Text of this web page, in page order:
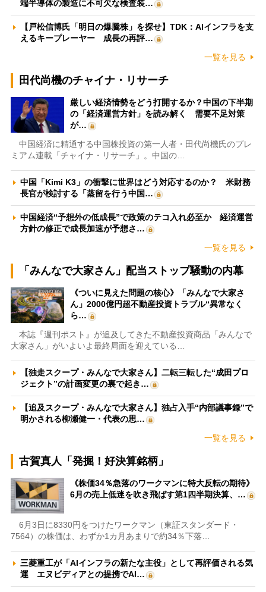
端半導体の製造に不可欠な検査装…
【戸松信博氏「明日の爆騰株」を探せ】TDK：AIインフラを支
えるキープレーヤー 成長の再評…
一覧を見る
田代尚機のチャイナ・リサーチ
厳しい経済情勢をどう打開するか？中国の下半期
の「経済運営方針」を読み解く 需要不足対策
が…
中国経済に精通する中国株投資の第一人者・田代尚機氏のプレ
ミアム連載「チャイナ・リサーチ」。中国の…
中国「Kimi K3」の衝撃に世界はどう対応するのか？ 米財務
長官が検討する「蒸留を行う中国…
中国経済“予想外の低成長”で政策のテコ入れ必至か 経済運営
方針の修正で成長加速が予想さ…
一覧を見る
「みんなで大家さん」配当ストップ騒動の内幕
《ついに見えた問題の核心》「みんなで大家さ
ん」2000億円超不動産投資トラブル“異常なく
ら…
本誌『週刊ポスト』が追及してきた不動産投資商品「みんなで
大家さん」がいよいよ最終局面を迎えている…
【独走スクープ・みんなで大家さん】二転三転した“成田プロ
ジェクト”の計画変更の裏で起き…
【追及スクープ・みんなで大家さん】独占入手“内部議事録”で
明かされる柳瀬健一・代表の思…
一覧を見る
古賀真人「発掘！好決算銘柄」
《株価34％急落のワークマンに特大反転の期待》
6月の売上低迷を吹き飛ばす第1四半期決算、…
6月3日に8330円をつけたワークマン（東証スタンダード・
7564）の株価は、わずか1カ月あまりで約34％下落…
三菱重工が「AIインフラの新たな主役」として再評価される気
運 エヌビディアとの提携でAI…